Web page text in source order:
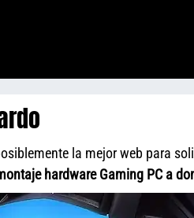
la mejor web para
hardware Gaming PC a